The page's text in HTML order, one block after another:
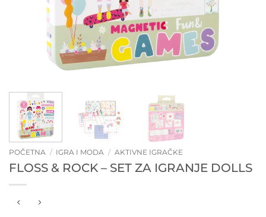
POČETNA / IGRA I MODA / AKTIVNE IGRAČKE
FLOSS & ROCK – SET ZA IGRANJE DOLLS